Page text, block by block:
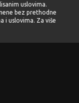
uslovima.
bez prethodne
i uslovima. Za više